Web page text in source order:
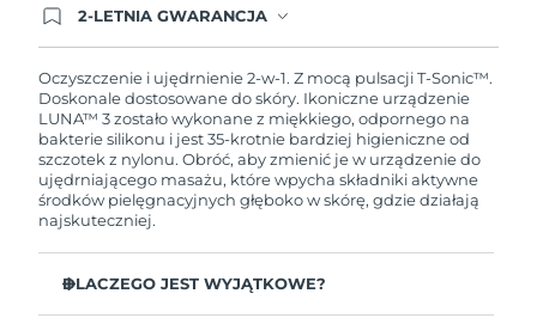
2-LETNIA GWARANCJA
przypadku wystąpienia problemów w ciągu 2 lat
od zakupu, FOREO bezpłatnie wymieni produkt.
Oczyszczenie i ujędrnienie 2-w-1. Z mocą pulsacji T-Sonic™.
Doskonale dostosowane do skóry. Ikoniczne urządzenie
LUNA™ 3 zostało wykonane z miękkiego, odpornego na
bakterie silikonu i jest 35-krotnie bardziej higieniczne od
szczotek z nylonu. Obróć, aby zmienić je w urządzenie do
ujędrniającego masażu, które wpycha składniki aktywne
środków pielęgnacyjnych głęboko w skórę, gdzie działają
najskuteczniej.
DLACZEGO JEST WYJĄTKOWE?